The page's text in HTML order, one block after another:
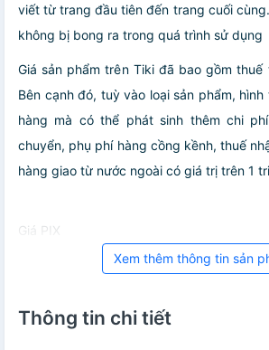
viết từ trang đầu tiên đến trang cuối
không bị bong ra trong quá trình sử dụng
Giá sản phẩm trên Tiki đã bao gồm thuế
Bên cạnh đó, tuỳ vào loại sản phẩm,
hàng mà có thể phát sinh thêm chi
chuyển, phụ phí hàng cồng kềnh, thuế
hàng giao từ nước ngoài có giá trị trên 1
Giá PIX
Xem thêm thông tin sản
Thông tin chi tiết